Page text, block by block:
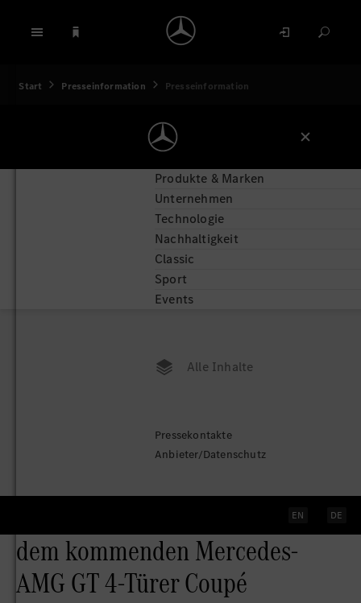
Start Presseinformation Presseinformation
Produkte & Marken
Unternehmen
Technologie
Nachhaltigkeit
Classic
Sport
Events
Alle Inhalte
Pressekontakte
Anbieter/Datenschutz
EN DE
Eine atemberaubende Las-Vegas-
Premiere für eine neue
Dimension der Performance mit
Brad Pitt, George Russell und
dem kommenden Mercedes-
AMG GT 4-Türer Coupé